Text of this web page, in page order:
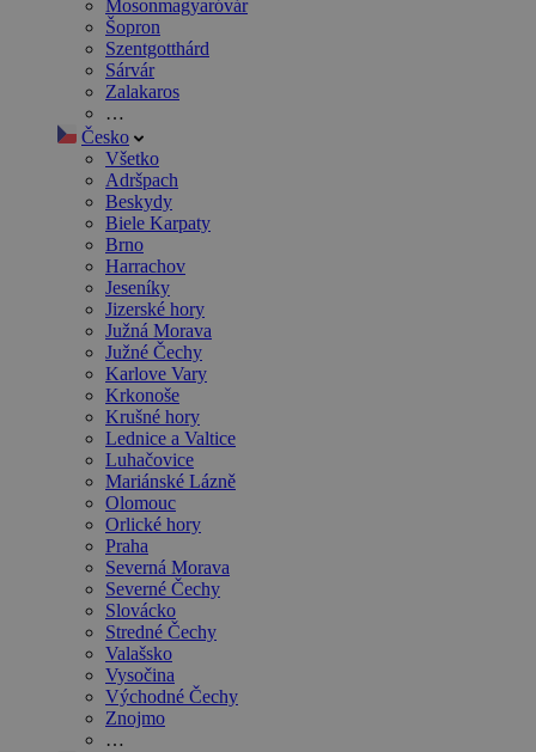
Mosonmagyaróvár
Šopron
Szentgotthárd
Sárvár
Zalakaros
…
Česko
Všetko
Adršpach
Beskydy
Biele Karpaty
Brno
Harrachov
Jeseníky
Jizerské hory
Južná Morava
Južné Čechy
Karlove Vary
Krkonoše
Krušné hory
Lednice a Valtice
Luhačovice
Mariánské Lázně
Olomouc
Orlické hory
Praha
Severná Morava
Severné Čechy
Slovácko
Stredné Čechy
Valašsko
Vysočina
Východné Čechy
Znojmo
…